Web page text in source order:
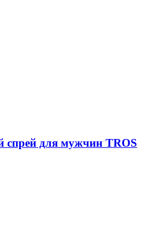
для мужчин TROS